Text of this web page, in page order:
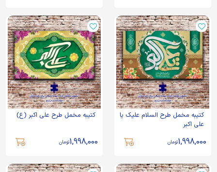
کتیبه مخمل طرح السلام علیک یا
علی اکبر
1,998,000تومان
کتیبه مخمل طرح علی اکبر (ع)
1,998,000تومان